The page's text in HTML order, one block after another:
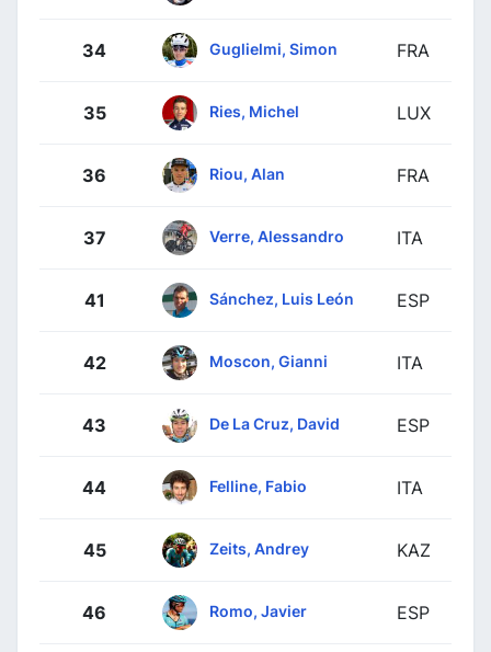
34 Guglielmi, Simon FRA
35 Ries, Michel LUX
36 Riou, Alan FRA
37 Verre, Alessandro ITA
41 Sánchez, Luis León ESP
42 Moscon, Gianni ITA
43 De La Cruz, David ESP
44 Felline, Fabio ITA
45 Zeits, Andrey KAZ
46 Romo, Javier ESP